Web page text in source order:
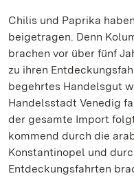
Chilis und Paprika
beigetragen. Denn
brachen vor über fünf
zu ihren
begehrtes Handelsgut
Handelsstadt Venedig
der gesamte Import
kommend durch die
Konstantinopel und
Entdeckungsfahrten